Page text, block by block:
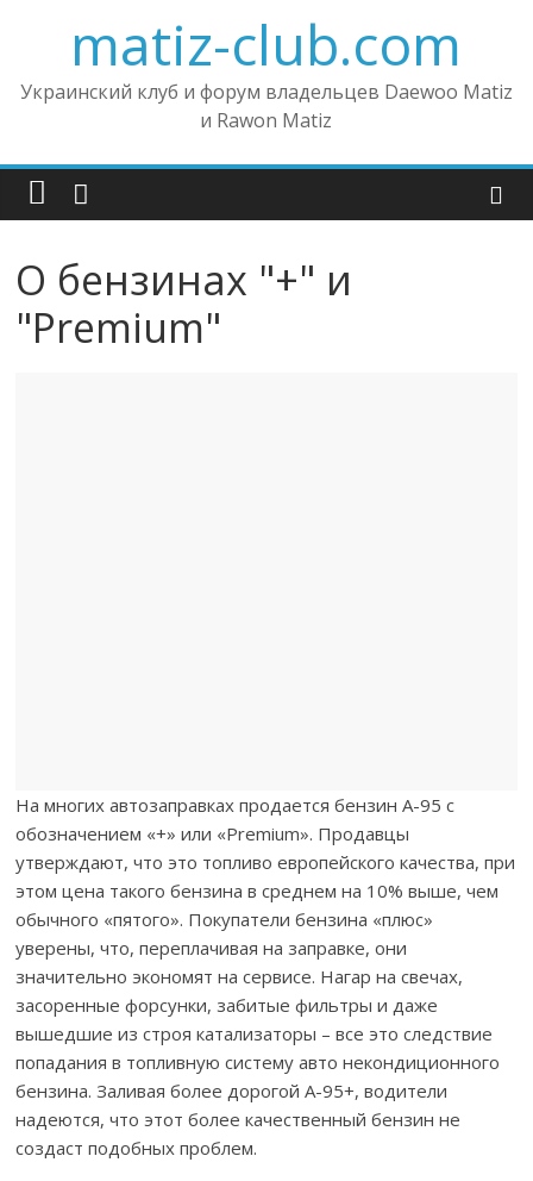
matiz-club.com
Украинский клуб и форум владельцев Daewoo Matiz
и Rawon Matiz
О бензинах "+" и
"Premium"
На многих автозаправках продается бензин А-95 с
обозначением «+» или «Premium». Продавцы
утверждают, что это топливо европейского качества, при
этом цена такого бензина в среднем на 10% выше, чем
обычного «пятого». Покупатели бензина «плюс»
уверены, что, переплачивая на заправке, они
значительно экономят на сервисе. Нагар на свечах,
засоренные форсунки, забитые фильтры и даже
вышедшие из строя катализаторы – все это следствие
попадания в топливную систему авто некондиционного
бензина. Заливая более дорогой А-95+, водители
надеются, что этот более качественный бензин не
создаст подобных проблем.